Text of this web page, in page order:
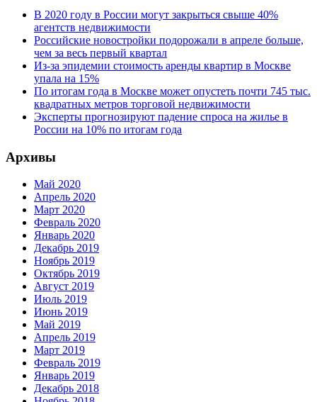
В 2020 году в России могут закрыться свыше 40%
агентств недвижимости
Российские новостройки подорожали в апреле больше,
чем за весь первый квартал
Из-за эпидемии стоимость аренды квартир в Москве
упала на 15%
По итогам года в Москве может опустеть почти 745 тыс.
квадратных метров торговой недвижимости
Эксперты прогнозируют падение спроса на жилье в
России на 10% по итогам года
Архивы
Май 2020
Апрель 2020
Март 2020
Февраль 2020
Январь 2020
Декабрь 2019
Ноябрь 2019
Октябрь 2019
Август 2019
Июль 2019
Июнь 2019
Май 2019
Апрель 2019
Март 2019
Февраль 2019
Январь 2019
Декабрь 2018